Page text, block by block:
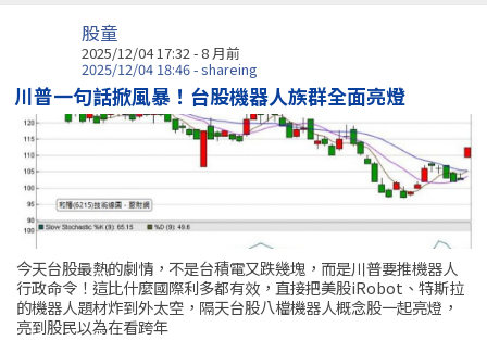
股童
2025/12/04 17:32 - 8 月前
2025/12/04 18:46 - shareing
川普一句話掀風暴！台股機器人族群全面亮燈
今天台股最熱的劇情，不是台積電又跌幾塊，而是川普要推機器人
行政命令！這比什麼國際利多都有效，直接把美股iRobot、特斯拉
的機器人題材炸到外太空，隔天台股八檔機器人概念股一起亮燈，
亮到股民以為在看跨年